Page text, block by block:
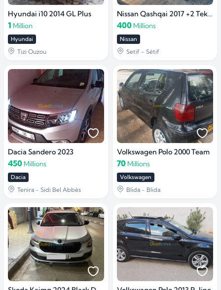
Hyundai i10 2014 GL Plus
1 Million
Hyundai
Tizi Ouzou
Nissan Qashqai 2017 +2 Tekna
400 Millions
Nissan
Setif - Sétif
Dacia Sandero 2023
450 Millions
Dacia
Tenira - Sidi Bel Abbès
Volkswagen Polo 2000 Team
70 Millions
Volkswagen
Blida - Blida